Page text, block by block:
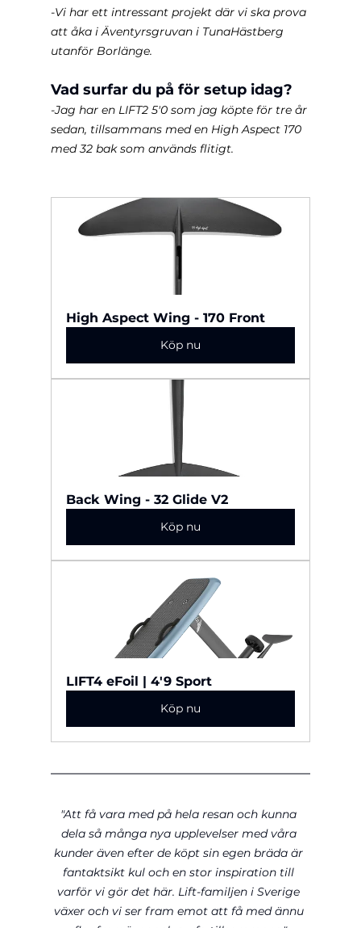
-Vi har ett intressant projekt där vi ska prova
att åka i Äventyrsgruvan i TunaHästberg
utanför Borlänge.
Vad surfar du på för setup idag?
-Jag har en LIFT2 5'0 som jag köpte för tre år
sedan, tillsammans med en High Aspect 170
med 32 bak som används flitigt.
High Aspect Wing - 170 Front
Köp nu
Back Wing - 32 Glide V2
Köp nu
LIFT4 eFoil | 4'9 Sport
Köp nu
"Att få vara med på hela resan och kunna
dela så många nya upplevelser med våra
kunder även efter de köpt sin egen bräda är
fantaktsikt kul och en stor inspiration till
varför vi gör det här. Lift-familjen i Sverige
växer och vi ser fram emot att få med ännu